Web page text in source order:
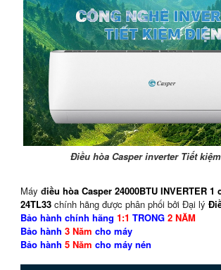
Điều hòa Casper inverter Tiết
Máy điều hòa Casper 24000BTU INVERTER 1
24TL33 chính hãng được phân phối bởi Đại lý
Bảo hành chính hãng 1:1 TRONG 2 NĂM
Bảo hành 3 Năm cho máy
Bảo hành 5 Năm cho máy nén